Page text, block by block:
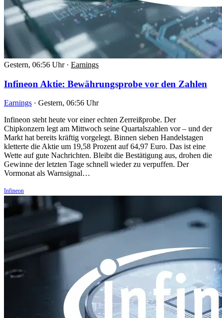
Gestern, 06:56 Uhr · Earnings
Infineon Aktie: Bewährungsprobe vor den Zahlen
Earnings · Gestern, 06:56 Uhr
Infineon steht heute vor einer echten Zerreißprobe. Der
Chipkonzern legt am Mittwoch seine Quartalszahlen vor – und der
Markt hat bereits kräftig vorgelegt. Binnen sieben Handelstagen
kletterte die Aktie um 19,58 Prozent auf 64,97 Euro. Das ist eine
Wette auf gute Nachrichten. Bleibt die Bestätigung aus, drohen die
Gewinne der letzten Tage schnell wieder zu verpuffen. Der
Vormonat als Warnsignal…
Infineon